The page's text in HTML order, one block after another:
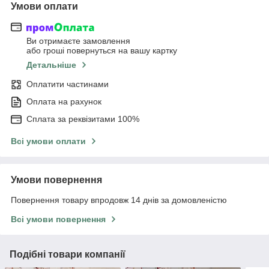
Умови оплати
Ви отримаєте замовлення
або гроші повернуться на вашу картку
Детальніше
Оплатити частинами
Оплата на рахунок
Сплата за реквізитами 100%
Всі умови оплати
Умови повернення
Повернення товару впродовж 14 днів за домовленістю
Всі умови повернення
Подібні товари компанії